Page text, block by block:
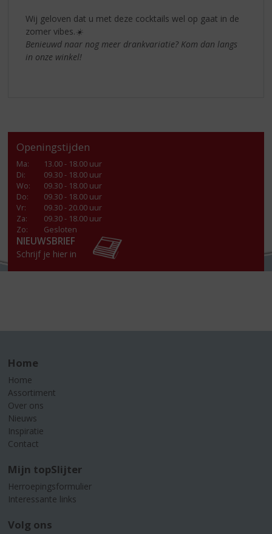
Wij geloven dat u met deze cocktails wel op gaat in de
zomer vibes. ☀️
Benieuwd naar nog meer drankvariatie? Kom dan langs
in onze winkel!
Openingstijden
Ma:
13.00 - 18.00 uur
Di:
09.30 - 18.00 uur
Wo:
09.30 - 18.00 uur
Do:
09.30 - 18.00 uur
Vr:
09.30 - 20.00 uur
Za:
09.30 - 18.00 uur
Zo:
Gesloten
NIEUWSBRIEF
Schrijf je hier in
Home
Home
Assortiment
Over ons
Nieuws
Inspiratie
Contact
Mijn topSlijter
Herroepingsformulier
Interessante links
Volg ons